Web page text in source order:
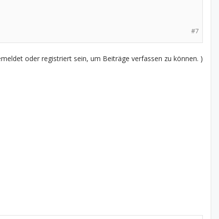
#7
oder registriert sein, um Beiträge verfassen zu können. )